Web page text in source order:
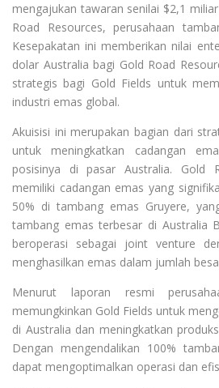
mengajukan tawaran senilai $2,1
Road Resources, perusahaan
Kesepakatan ini memberikan nilai
dolar Australia bagi Gold Road
strategis bagi Gold Fields untuk
industri emas global.
Akuisisi ini merupakan bagian dari
untuk meningkatkan cadangan
posisinya di pasar Australia. Gold
memiliki cadangan emas yang
50% di tambang emas Gruyere,
tambang emas terbesar di Australia
beroperasi sebagai joint venture
menghasilkan emas dalam jumlah
Menurut laporan resmi
memungkinkan Gold Fields untuk
di Australia dan meningkatkan
Dengan mengendalikan 100%
dapat mengoptimalkan operasi dan